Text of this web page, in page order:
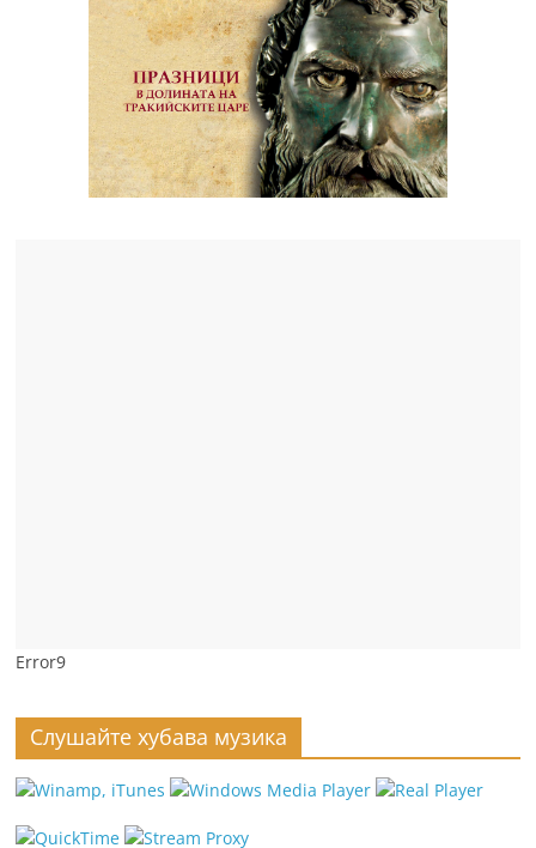
Error9
Слушайте хубава музика